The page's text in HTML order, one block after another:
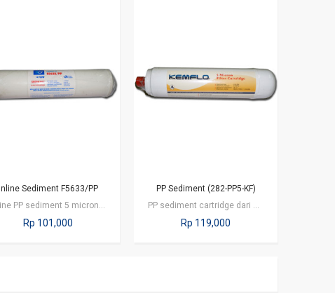
Inline Sediment F5633/PP
Inline PP sediment 5 micron cartridge dari Kemflo adalah cartridge filter RO…
Rp 101,000
PP Sediment (282-PP5-KF)
PP sediment cartridge dari Kemflo adalah cartridge yangberfungsi untuk…
Rp 119,000